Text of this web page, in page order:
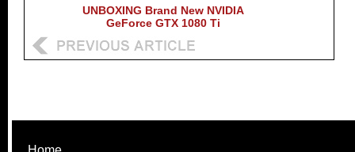
UNBOXING Brand New NVIDIA
GeForce GTX 1080 Ti